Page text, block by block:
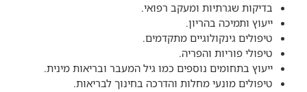
בדיקות שגרתיות ומעקב רפואי.
ייעוץ ותמיכה בהריון.
טיפולים גינקולוגיים מתקדמים.
טיפולי פוריות והפריה.
ייעוץ בתחומים נוספים כמו גיל המעבר ובריאות מינית.
טיפולים מונעי מחלות והדרכה בחינוך לבריאות.